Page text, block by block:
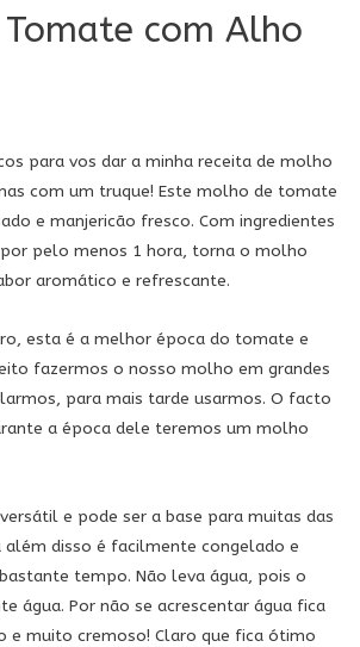
com Alho
para vos dar a minha receita de molho
com um truque! Este molho de tomate
e manjericão fresco. Com ingredientes
pelo menos 1 hora, torna o molho
aromático e refrescante.
esta é a melhor época do tomate e
fazermos o nosso molho em grandes
para mais tarde usarmos. O facto
a época dele teremos um molho
e pode ser a base para muitas das
além disso é facilmente congelado e
tempo. Não leva água, pois o
água. Por não se acrescentar água fica
e muito cremoso! Claro que fica ótimo